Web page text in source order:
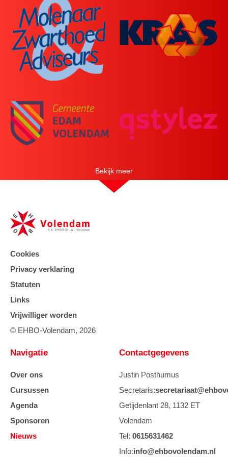
Contact
HartslagNU
Bekijk meer
Cookies
Privacy verklaring
Statuten
Links
Vrijwilliger worden
© EHBO-Volendam, 2026
Navigatie
Over ons
Cursussen
Agenda
Sponsoren
Nieuws
Contactgegevens
Justin Posthumus
Secretaris:
Getijdenlant 28, 1132 ET
Volendam
Tel: 0615631462
Info:info@ehbovolendam.nl